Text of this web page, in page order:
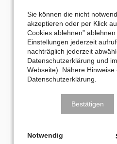
–
der
Vater
Europas?
30. August 2026 17:00–19:00
“ZEIT” – die große
Versöhnungskirche Strümp
In einer gemeinsamen
Kulturkreises und der
nähern sich Texte, Musik und
“ZEIT”
große
Seite 1
Sie können die nicht
akzeptieren oder per Klick
Cookies ablehnen”
Einstellungen jederzeit
nachträglich jederzeit
Datenschutzerklärung und
Webseite). Nähere
Datenschutzerklärung.
Bestätigen
Notwendig